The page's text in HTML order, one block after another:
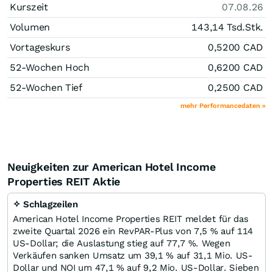
Kurszeit
07.08.26
Volumen
143,14 Tsd.Stk.
Vortageskurs
0,5200 CAD
52-Wochen Hoch
0,6200 CAD
52-Wochen Tief
0,2500 CAD
mehr Performancedaten »
Neuigkeiten zur American Hotel Income
Properties REIT Aktie
✧ Schlagzeilen
American Hotel Income Properties REIT meldet für das
zweite Quartal 2026 ein RevPAR-Plus von 7,5 % auf 114
US-Dollar; die Auslastung stieg auf 77,7 %. Wegen
Verkäufen sanken Umsatz um 39,1 % auf 31,1 Mio. US-
Dollar und NOI um 47,1 % auf 9,2 Mio. US-Dollar. Sieben